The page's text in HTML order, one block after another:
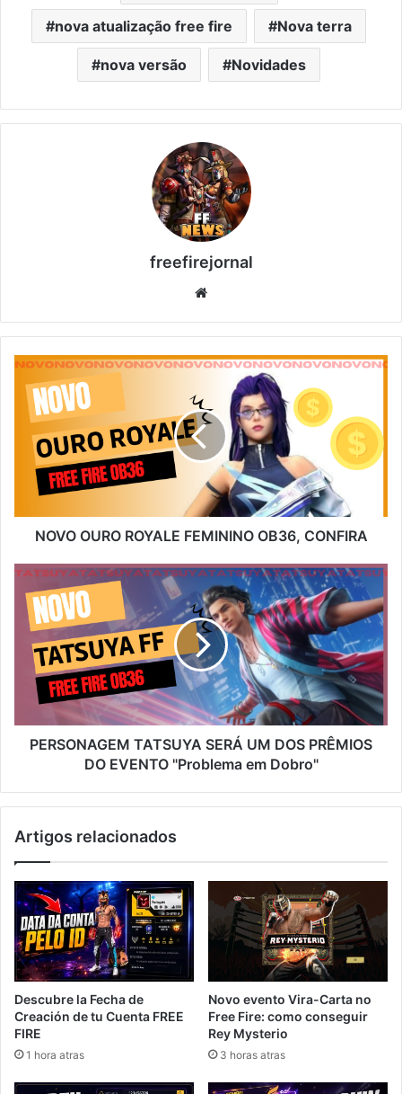
nova atualização free fire Nova terra
nova versão Novidades
freefirejornal
NOVO
OURO
ROYALE
FEMININO
OB36,
CONFIRA
NOVO OURO ROYALE FEMININO OB36, CONFIRA
PERSONAGEM
TATSUYA
SERÁ
UM
DOS
PRÊMIOS
EVENTO
"Problema
PERSONAGEM TATSUYA SERÁ UM DOS PRÊMIOS
DO EVENTO "Problema em Dobro"
Artigos relacionados
Descubre la Fecha de
Creación de tu Cuenta FREE
FIRE
1 hora atras
Novo evento Vira-Carta no
Free Fire: como conseguir
Rey Mysterio
3 horas atras